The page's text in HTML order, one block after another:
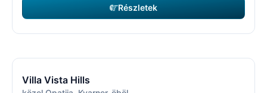
Részletek
Villa Vista Hills